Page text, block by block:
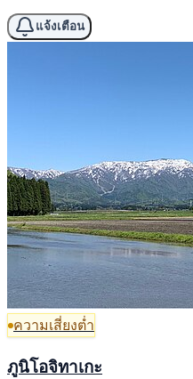
แจ้งเตือน
ความเสี่ยงต่ำ
ภูนิโอจิทาเกะ